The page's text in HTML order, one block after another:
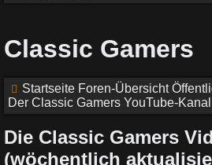
Classic Gamers
Startseite Foren-Übersicht
Der Classic Gamers YouTube-Kanal
Die Classic Gamers
(wöchentlich